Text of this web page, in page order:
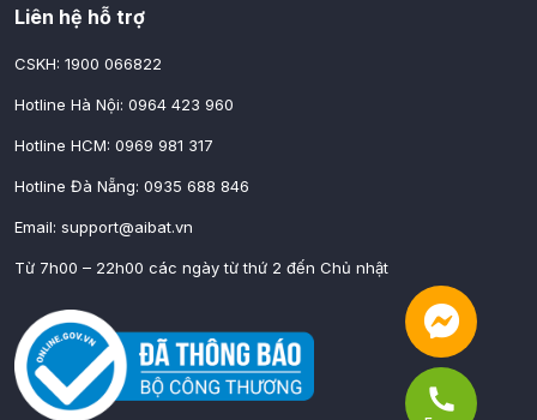
Liên hệ hỗ trợ
CSKH: 1900 066822
Hotline Hà Nội: 0964 423 960
Hotline HCM: 0969 981 317
Hotline Đà Nẵng: 0935 688 846
Email: support@aibat.vn
Từ 7h00 – 22h00 các ngày từ thứ 2 đến Chủ nhật